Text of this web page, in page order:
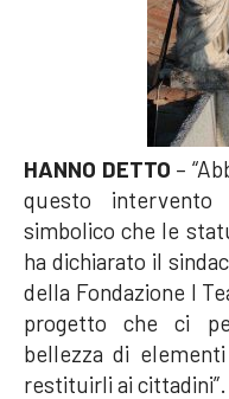
HANNO DETTO –
questo
simbolico che le
ha dichiarato il
della Fondazione I
progetto che ci
bellezza di
restituirli ai cittadini”.